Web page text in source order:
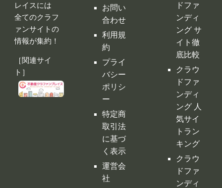
レイスには
全てのクラフ
ァンサイトの
情報が集約！
［関連サイ
ト］
お問い
合わせ
利用規
約
プライ
バシー
ポリシ
ー
特定商
取引法
に基づ
く表示
運営会
社
ドファ
ンディ
ング サ
イト徹
底比較
クラウ
ドファ
ンディ
ング 人
気サイ
トラン
キング
クラウ
ドファ
ンディ